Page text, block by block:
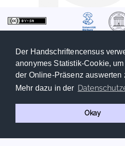
Der Handschriftencensus
anonymes Statistik-Cookie,
der Online-Präsenz auswerten
Mehr dazu in der
Okay